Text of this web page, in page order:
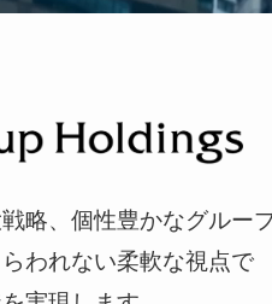
略、 個性豊かなグルー
われない柔軟な視点で